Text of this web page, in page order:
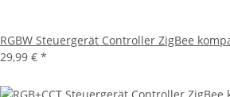
RGBW Steuergerät Controller ZigBee
29,99 € *